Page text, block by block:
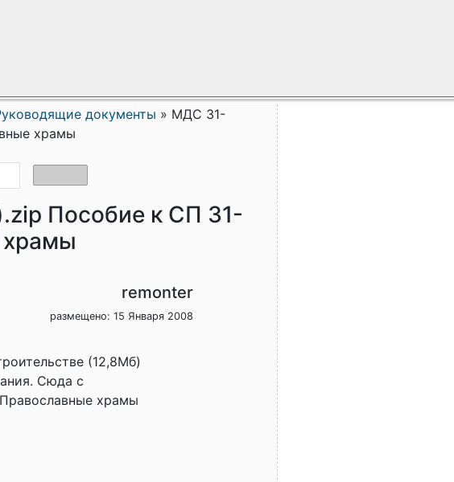
документы » МДС 31-
храмы
Пособие к СП 31-
remonter
размещено: 15 Января 2008
(12,8Мб)
Сюда с
храмы